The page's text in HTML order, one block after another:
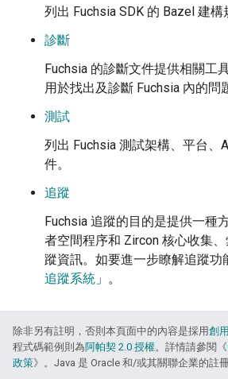
列出 Fuchsia SDK 的 Bazel 建構
診斷
Fuchsia 的診斷文件提供相關工
用於找出及診斷 Fuchsia 內的問
測試
列出 Fuchsia 測試架構、平台、
件。
追蹤
Fuchsia 追蹤的目的是提供一種
者空間程序和 Zircon 核心收集
蹤資訊。如要進一步瞭解追蹤功
追蹤系統 」。
除非另有註明，否則本頁面中的內容是採用創
程式碼範例則為阿帕契 2.0 授權。詳情請參閱《
政策》。Java 是 Oracle 和/或其關聯企業的註冊